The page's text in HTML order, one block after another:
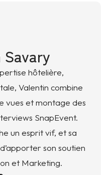
hôtelière,
Valentin combine
vues et montage des
SnapEvent.
un esprit vif, et sa
son soutien
et Marketing.